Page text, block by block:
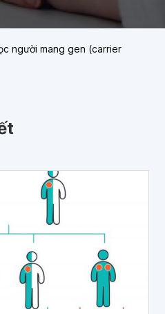
người mang gen (carrier